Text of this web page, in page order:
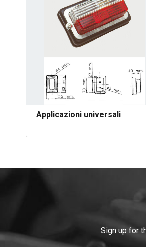
Applicazioni universali
Sign up for